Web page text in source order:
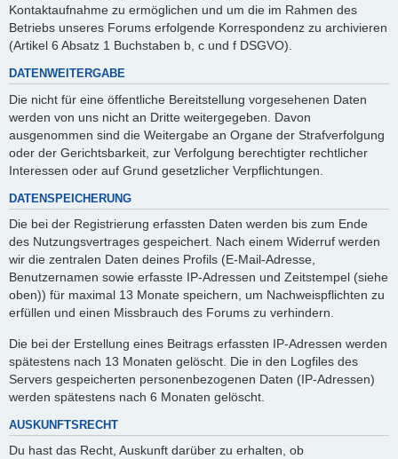
Kontaktaufnahme zu ermöglichen und um die im Rahmen des
Betriebs unseres Forums erfolgende Korrespondenz zu archivieren
(Artikel 6 Absatz 1 Buchstaben b, c und f DSGVO).
DATENWEITERGABE
Die nicht für eine öffentliche Bereitstellung vorgesehenen Daten
werden von uns nicht an Dritte weitergegeben. Davon
ausgenommen sind die Weitergabe an Organe der Strafverfolgung
oder der Gerichtsbarkeit, zur Verfolgung berechtigter rechtlicher
Interessen oder auf Grund gesetzlicher Verpflichtungen.
DATENSPEICHERUNG
Die bei der Registrierung erfassten Daten werden bis zum Ende
des Nutzungsvertrages gespeichert. Nach einem Widerruf werden
wir die zentralen Daten deines Profils (E-Mail-Adresse,
Benutzernamen sowie erfasste IP-Adressen und Zeitstempel (siehe
oben)) für maximal 13 Monate speichern, um Nachweispflichten zu
erfüllen und einen Missbrauch des Forums zu verhindern.
Die bei der Erstellung eines Beitrags erfassten IP-Adressen werden
spätestens nach 13 Monaten gelöscht. Die in den Logfiles des
Servers gespeicherten personenbezogenen Daten (IP-Adressen)
werden spätestens nach 6 Monaten gelöscht.
AUSKUNFTSRECHT
Du hast das Recht, Auskunft darüber zu erhalten, ob